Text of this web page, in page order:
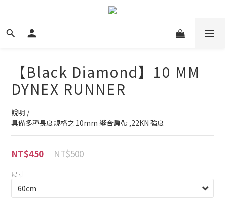
【Black Diamond】10 MM
DYNEX RUNNER
說明 /
具備多種長度規格之 10mm 縫合扁帶 ,22KN 強度
NT$500
NT$450
尺寸